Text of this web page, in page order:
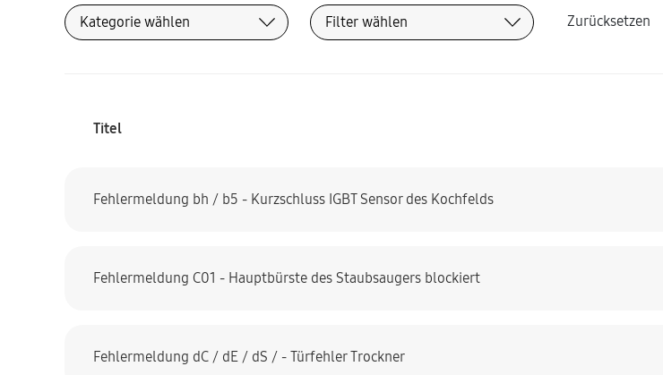
Zurücksetzen
Titel
Fehlermeldung bh / b5 - Kurzschluss IGBT Sensor des Kochfelds
Fehlermeldung C01 - Hauptbürste des Staubsaugers blockiert
Fehlermeldung dC / dE / dS / - Türfehler Trockner